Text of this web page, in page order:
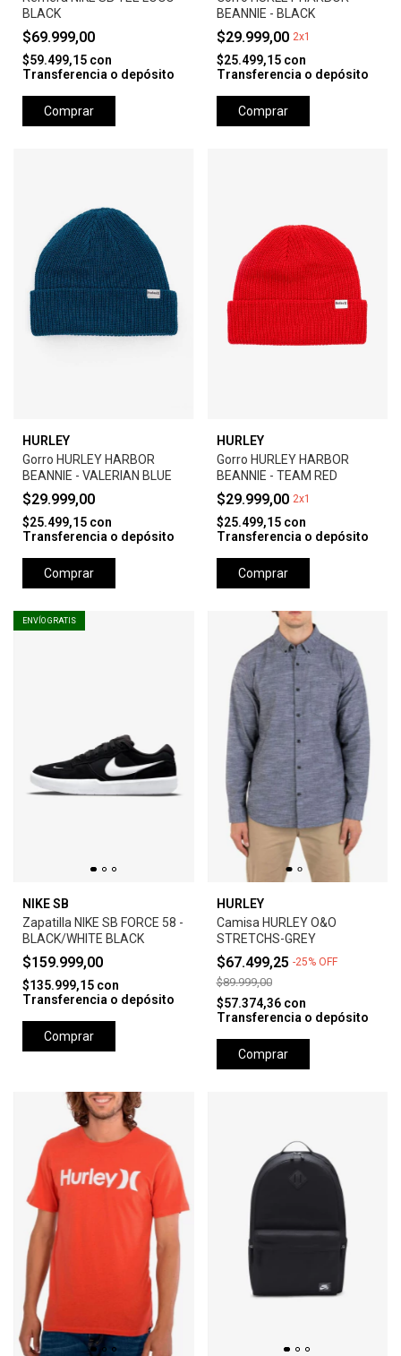
BLACK
$69.999,00
$59.499,15 con
Transferencia o depósito
Comprar
BEANNIE - BLACK
$29.999,00 2x1
$25.499,15 con
Transferencia o depósito
Comprar
HURLEY
Gorro HURLEY HARBOR
BEANNIE - VALERIAN BLUE
$29.999,00
$25.499,15 con
Transferencia o depósito
Comprar
HURLEY
Gorro HURLEY HARBOR
BEANNIE - TEAM RED
$29.999,00 2x1
$25.499,15 con
Transferencia o depósito
Comprar
ENVÍO GRATIS
NIKE SB
Zapatilla NIKE SB FORCE 58 -
BLACK/WHITE BLACK
$159.999,00
$135.999,15 con
Transferencia o depósito
Comprar
HURLEY
Camisa HURLEY O&O
STRETCHS-GREY
$67.499,25 -25% OFF
$89.999,00
$57.374,36 con
Transferencia o depósito
Comprar